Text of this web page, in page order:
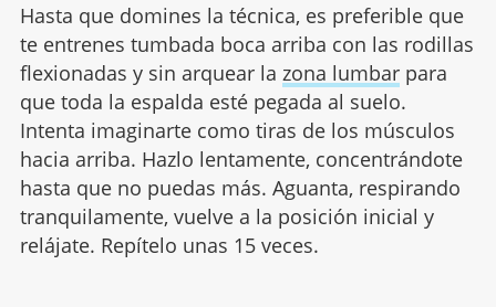
Hasta que domines la técnica, es preferible que
te entrenes tumbada boca arriba con las rodillas
flexionadas y sin arquear la zona lumbarpara
que toda la espalda esté pegada al suelo.
Intenta imaginarte como tiras de los músculos
hacia arriba. Hazlo lentamente, concentrándote
hasta que no puedas más. Aguanta, respirando
tranquilamente, vuelve a la posición inicial y
relájate. Repítelo unas 15 veces.